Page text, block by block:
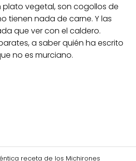
plato vegetal, son cogollos de
tienen nada de carne. Y las
que ver con el caldero.
a saber quién ha escrito
no es murciano.
receta de los Michirones